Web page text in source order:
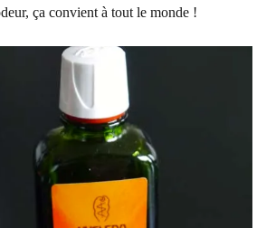
ça convient à tout le monde !